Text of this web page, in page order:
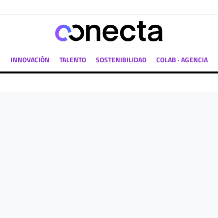
INNOVACIÓN TALENTO SOSTENIBILIDAD COLAB · AGENCIA